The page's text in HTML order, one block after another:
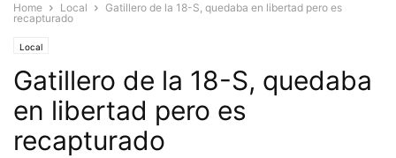
Home Local
Gatillero de la 18-S, quedaba en libertad pero es
recapturado
Local
Gatillero de la 18-S, quedaba
en libertad pero es
recapturado